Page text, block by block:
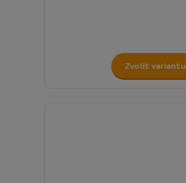
Zvolit variantu